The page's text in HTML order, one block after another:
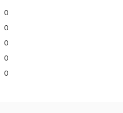
0
0
0
0
0